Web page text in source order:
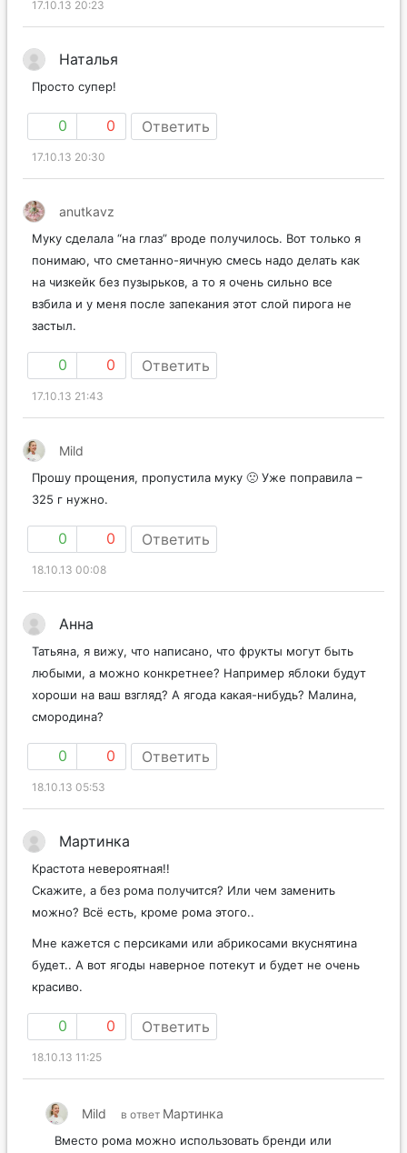
17.10.13 20:23
Наталья
Просто супер!
0 0 Ответить
17.10.13 20:30
anutkavz
Муку сделала “на глаз” вроде получилось. Вот только я
понимаю, что сметанно-яичную смесь надо делать как
на чизкейк без пузырьков, а то я очень сильно все
взбила и у меня после запекания этот слой пирога не
застыл.
0 0 Ответить
17.10.13 21:43
Mild
Прошу прощения, пропустила муку 🙁 Уже поправила –
325 г нужно.
0 0 Ответить
18.10.13 00:08
Анна
Татьяна, я вижу, что написано, что фрукты могут быть
любыми, а можно конкретнее? Например яблоки будут
хороши на ваш взгляд? А ягода какая-нибудь? Малина,
смородина?
0 0 Ответить
18.10.13 05:53
Мартинка
Крастота невероятная!!
Скажите, а без рома получится? Или чем заменить
можно? Всё есть, кроме рома этого..
Мне кажется с персиками или абрикосами вкуснятина
будет.. А вот ягоды наверное потекут и будет не очень
красиво.
0 0 Ответить
18.10.13 11:25
Mild в ответ Мартинка
Вместо рома можно использовать бренди или